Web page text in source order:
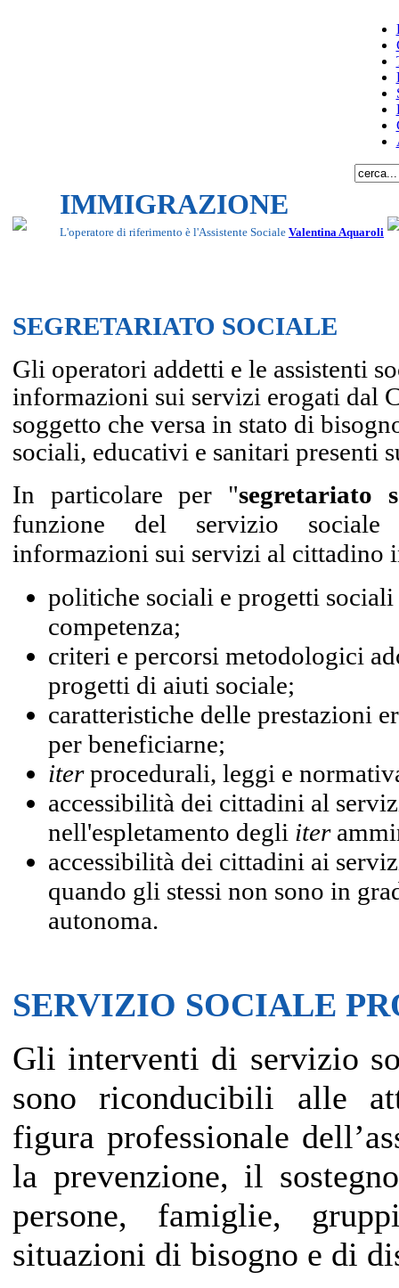
IMMIGRAZIONE
L'operatore di riferimento è l'Assistente Sociale Valentina Aquaroli
SEGRETARIATO SOCIALE
Gli operatori addetti e le assistenti
informazioni sui servizi erogati dal
soggetto che versa in stato di
sociali, educativi e sanitari presenti
In particolare per "segretariato
funzione del servizio
informazioni sui servizi al cittadino
politiche sociali e progetti
competenza;
criteri e percorsi metodologici
progetti di aiuti sociale;
caratteristiche delle prestazioni
per beneficiarne;
iterprocedurali, leggi e
accessibilità dei cittadini al
nell'espletamento degli iter
accessibilità dei cittadini ai
quando gli stessi non sono in
autonoma.
SERVIZIO SOCIALE
Gli interventi di servizio
sono riconducibili alle
figura professionale
la prevenzione, il
persone, famiglie,
situazioni di bisogno e di